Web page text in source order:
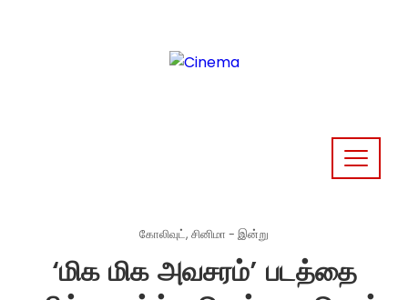
கோலிவுட், சினிமா - இன்று
‘மிக மிக அவசரம்’ படத்தை